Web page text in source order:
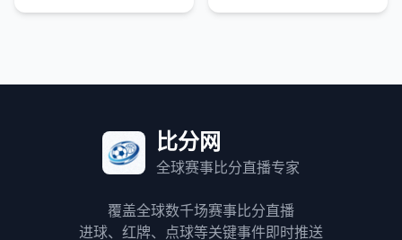
比分网
全球赛事比分直播专家
覆盖全球数千场赛事比分直播
进球、红牌、点球等关键事件即时推送